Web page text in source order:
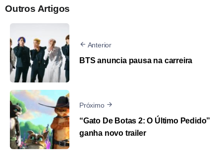
Outros Artigos
Anterior
BTS anuncia pausa na carreira
Próximo
“Gato De Botas 2: O Último Pedido”
ganha novo trailer